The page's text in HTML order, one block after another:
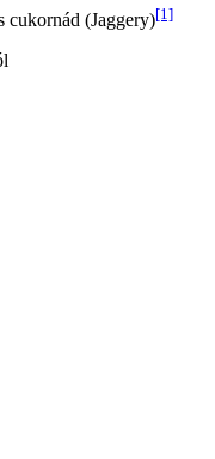
cukornád (Jaggery)[1]